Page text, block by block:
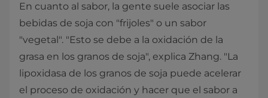
En cuanto al sabor, la gente suele asociar las
bebidas de soja con "frijoles" o un sabor
"vegetal". "Esto se debe a la oxidación de la
grasa en los granos de soja", explica Zhang. "La
lipoxidasa de los granos de soja puede acelerar
el proceso de oxidación y hacer que el sabor a